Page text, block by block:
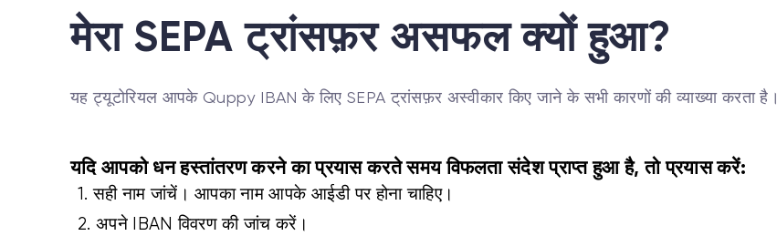
मेरा SEPA ट्रांसफ़र असफल क्यों हुआ?
यह ट्यूटोरियल आपके Quppy IBAN के लिए SEPA ट्रांसफ़र अस्वीकार किए जाने के सभी कारणों की व्याख्या करता है।
यदि आपको धन हस्तांतरण करने का प्रयास करते समय विफलता संदेश प्राप्त हुआ है, तो प्रयास करें:
1. सही नाम जांचें। आपका नाम आपके आईडी पर होना चाहिए।
2. अपने IBAN विवरण की जांच करें।